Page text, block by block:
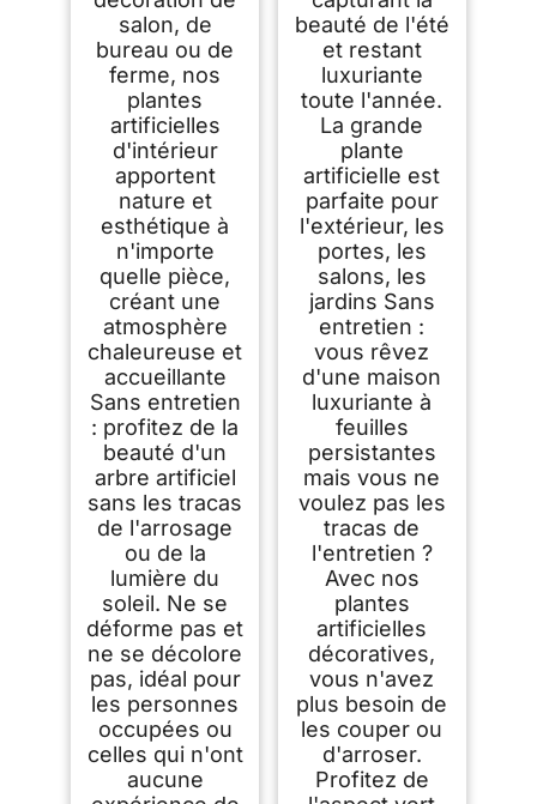
salon, de
bureau ou de
ferme, nos
plantes
artificielles
d'intérieur
apportent
nature et
esthétique à
n'importe
quelle pièce,
créant une
atmosphère
chaleureuse et
accueillante
Sans entretien
: profitez de la
beauté d'un
arbre artificiel
sans les tracas
de l'arrosage
ou de la
lumière du
soleil. Ne se
déforme pas et
ne se décolore
pas, idéal pour
les personnes
occupées ou
celles qui n'ont
aucune
beauté de l'été
et restant
luxuriante
toute l'année.
La grande
plante
artificielle est
parfaite pour
l'extérieur, les
portes, les
salons, les
jardins Sans
entretien :
vous rêvez
d'une maison
luxuriante à
feuilles
persistantes
mais vous ne
voulez pas les
tracas de
l'entretien ?
Avec nos
plantes
artificielles
décoratives,
vous n'avez
plus besoin de
les couper ou
d'arroser.
Profitez de